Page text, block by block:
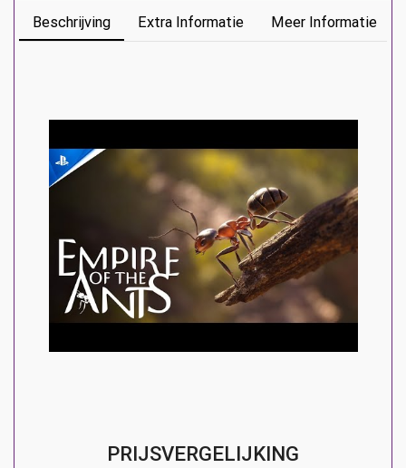
Beschrijving Extra Informatie Meer Informatie
PRIJSVERGELIJKING